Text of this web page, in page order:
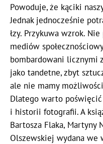
Powoduje, że kąciki
Jednak jednocześnie
łzy. Przykuwa wzrok.
mediów
bombardowani licznymi
jako tandetne, zbyt
ale nie mamy
Dlatego warto
i historii fotografii. A
Bartosza Flaka, Martyny
Olszewskiej wydana we